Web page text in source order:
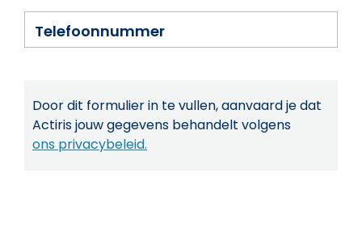
Telefoonnummer
Door dit formulier in te vullen, aanvaard je dat
Actiris jouw gegevens behandelt volgens
ons privacybeleid.